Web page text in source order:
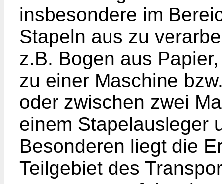
insbesondere im
Stapeln aus zu
z.B. Bogen aus
zu einer Maschine
oder zwischen zwei
einem Stapelausleger
Besonderen liegt die
Teilgebiet des